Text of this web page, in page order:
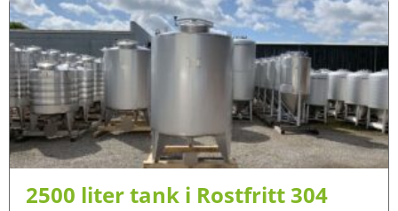
2500 liter tank i Rostfritt 304